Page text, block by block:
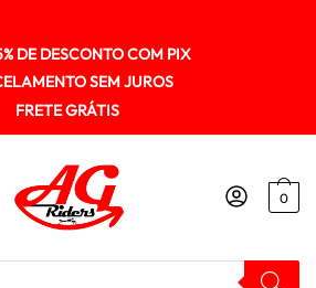
DE DESCONTO COM PIX
SEM JUROS
FRETE GRÁTIS
0
Suporte Baú Lateral Bmw F850gs 2018+ Scam Spto422